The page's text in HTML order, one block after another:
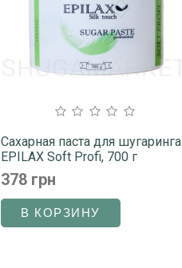
Сахарная паста для шугаринга
EPILAX Soft Profi, 700 г
378 грн